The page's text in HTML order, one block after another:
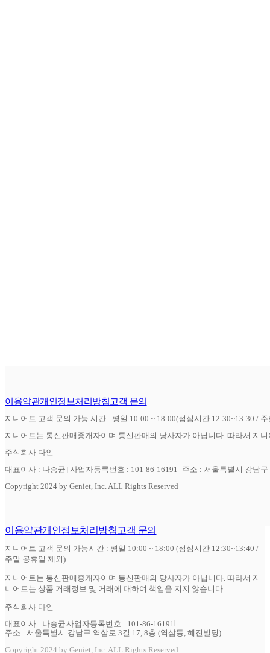
이용약관개인정보처리방침고객 문의
지니어트 고객 문의 가능 시간 : 평일 10:00 ~ 18:00(점심시간 12:30~13:30 /
지니어트는 통신판매중개자이며 통신판매의 당사자가 아닙니다. 따라서 지
주식회사 다인
대표이사 : 나승균 사업자등록번호 : 101-86-16191
주소 : 서울특별시 강남
Copyright 2024 by Geniet, Inc. ALL Rights Reserved
이용약관개인정보처리방침고객 문의
지니어트 고객 문의 가능시간 : 평일 10:00 ~ 18:00 (점심시간 12:30~13:40 /
주말 공휴일 제외)
지니어트는 통신판매중개자이며 통신판매의 당사자가 아닙니다. 따라서 지
니어트는 상품 거래정보 및 거래에 대하여 책임을 지지 않습니다.
주식회사 다인
대표이사 : 나승균사업자등록번호 : 101-86-16191
주소 : 서울특별시 강남구 역삼로 3길 17, 8층 (역삼동, 혜진빌딩)
Copyright 2024 by Geniet, Inc. ALL Rights Reserved